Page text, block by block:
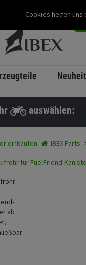
Cookies helfen
auswählen:
einkaufen IBEX Parts